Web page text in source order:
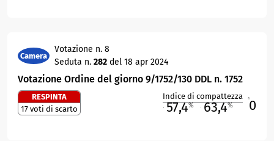
Camera
Votazione n. 8
Seduta n. 282 del 18 apr 2024
Votazione Ordine del giorno 9/1752/130 DDL n. 1752
RESPINTA
17 voti di scarto
Indice di compattezza
57,4% 63,4% 0